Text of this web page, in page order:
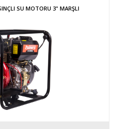
SU MOTORU 3" MARŞLI